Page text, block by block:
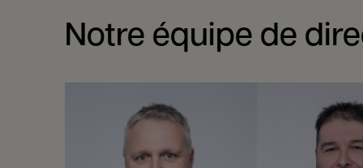
Notre équipe de